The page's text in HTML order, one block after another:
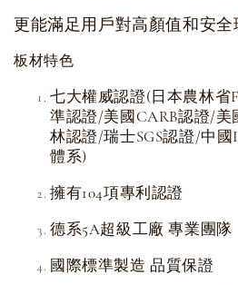
更能滿足用戶對高顏值和安全
板材特色
七大權威認證(日本農林省F
準認證/美國CARB認證/美
林認證/瑞士SGS認證/中國
體系)
擁有104項專利認證
德系5A超級工廠 專業團隊
國際標準製造 品質保證